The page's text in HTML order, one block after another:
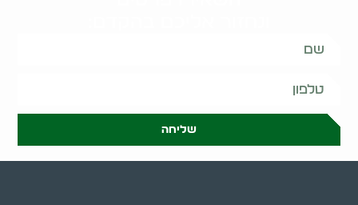
שליחה